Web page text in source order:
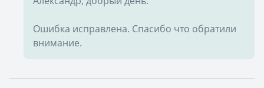
Ошибка исправлена. Спасибо что обратили
внимание.